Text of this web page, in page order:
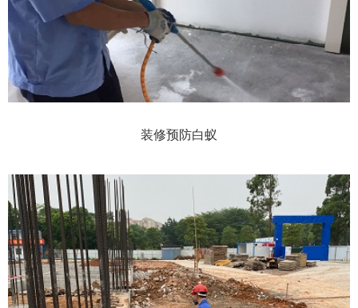
装修预防白蚁